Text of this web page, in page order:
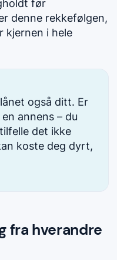
før
denne rekkefølgen,
kjernen i hele
også ditt. Er
annens – du
det ikke
koste deg dyrt,
fra hverandre